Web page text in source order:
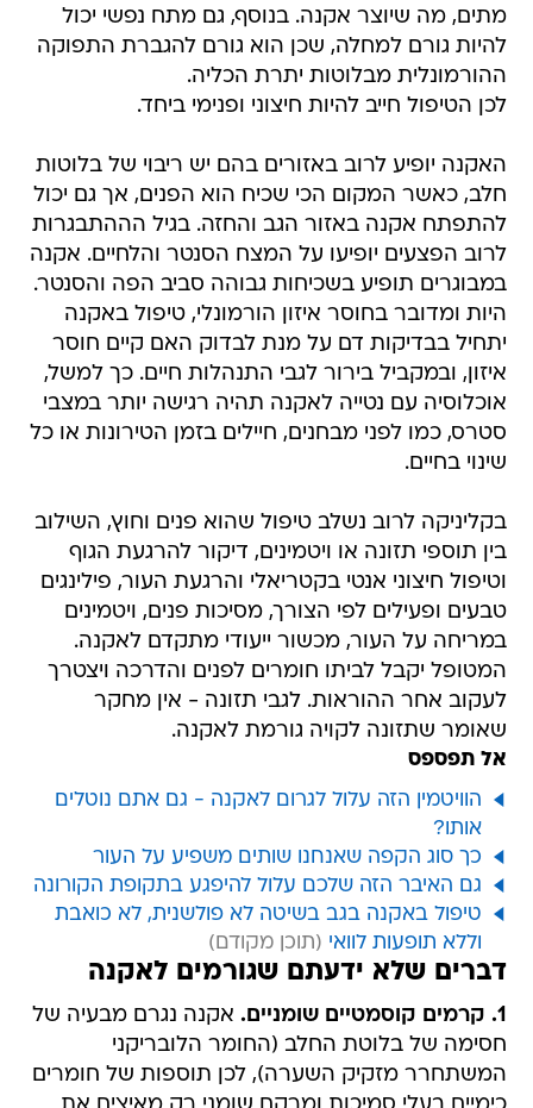
מתים, מה שיוצר אקנה. בנוסף, גם מתח נפשי יכול
להיות גורם למחלה, שכן הוא גורם להגברת התפוקה
ההורמונלית מבלוטות יתרת הכליה.
לכן הטיפול חייב להיות חיצוני ופנימי ביחד.
האקנה יופיע לרוב באזורים בהם יש ריבוי של בלוטות
חלב, כאשר המקום הכי שכיח הוא הפנים, אך גם יכול
להתפתח אקנה באזור הגב והחזה. בגיל הההתבגרות
לרוב הפצעים יופיעו על המצח הסנטר והלחיים. אקנה
במבוגרים תופיע בשכיחות גבוהה סביב הפה והסנטר.
היות ומדובר בחוסר איזון הורמונלי, טיפול באקנה
יתחיל בבדיקות דם על מנת לבדוק האם קיים חוסר
איזון, ובמקביל בירור לגבי התנהלות חיים. כך למשל,
אוכלוסיה עם נטייה לאקנה תהיה רגישה יותר במצבי
סטרס, כמו לפני מבחנים, חיילים בזמן הטירונות או כל
שינוי בחיים.
בקליניקה לרוב נשלב טיפול שהוא פנים וחוץ, השילוב
בין תוספי תזונה או ויטמינים, דיקור להרגעת הגוף
וטיפול חיצוני אנטי בקטריאלי והרגעת העור, פילינגים
טבעים ופעילים לפי הצורך, מסיכות פנים, ויטמינים
במריחה על העור, מכשור ייעודי מתקדם לאקנה.
המטופל יקבל לביתו חומרים לפנים והדרכה ויצטרך
לעקוב אחר ההוראות. לגבי תזונה - אין מחקר
שאומר שתזונה לקויה גורמת לאקנה.
אל תפספס
הוויטמין הזה עלול לגרום לאקנה - גם אתם נוטלים
אותו?
כך סוג הקפה שאנחנו שותים משפיע על העור
גם האיבר הזה שלכם עלול להיפגע בתקופת הקורונה
טיפול באקנה בגב בשיטה לא פולשנית, לא כואבת
וללא תופעות לוואי
דברים שלא ידעתם שגורמים לאקנה
1. קרמים קוסמטיים שומניים.
אקנה נגרם מבעיה של
חסימה של בלוטת החלב (החומר הלובריקני
המשתחרר מזקיק השערה), לכן תוספות של חומרים